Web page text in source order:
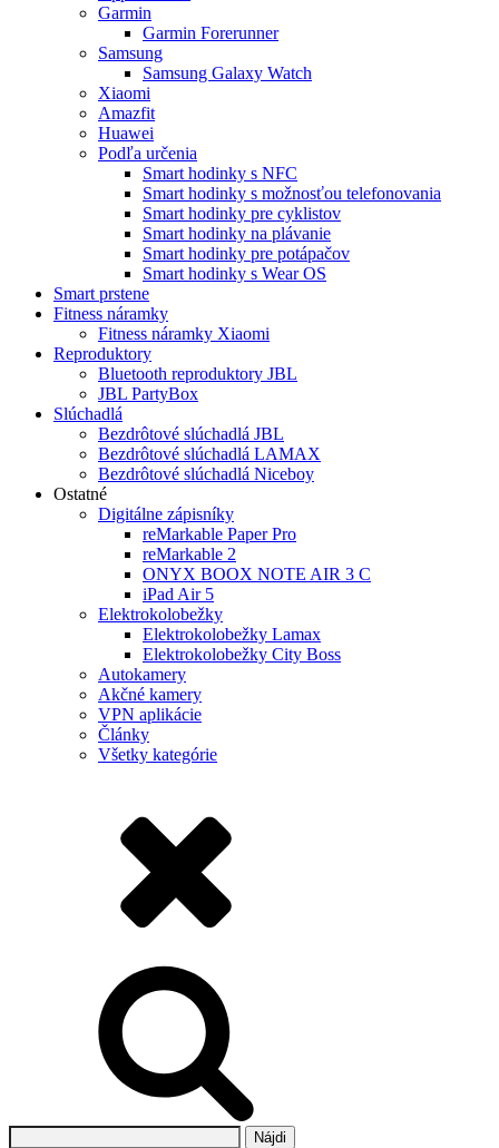
Garmin
Garmin Forerunner
Samsung
Samsung Galaxy Watch
Xiaomi
Amazfit
Huawei
Podľa určenia
Smart hodinky s NFC
Smart hodinky s možnosťou telefonovania
Smart hodinky pre cyklistov
Smart hodinky na plávanie
Smart hodinky pre potápačov
Smart hodinky s Wear OS
Smart prstene
Fitness náramky
Fitness náramky Xiaomi
Reproduktory
Bluetooth reproduktory JBL
JBL PartyBox
Slúchadlá
Bezdrôtové slúchadlá JBL
Bezdrôtové slúchadlá LAMAX
Bezdrôtové slúchadlá Niceboy
Ostatné
Digitálne zápisníky
reMarkable Paper Pro
reMarkable 2
ONYX BOOX NOTE AIR 3 C
iPad Air 5
Elektrokolobežky
Elektrokolobežky Lamax
Elektrokolobežky City Boss
Autokamery
Akčné kamery
VPN aplikácie
Články
Všetky kategórie
Hľadať: